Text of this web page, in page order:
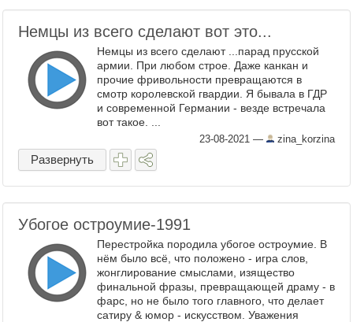
Немцы из всего сделают вот это...
Немцы из всего сделают ...парад прусской
армии. При любом строе. Даже канкан и
прочие фривольности превращаются в
смотр королевской гвардии. Я бывала в ГДР
и современной Германии - везде встречала
вот такое. ...
23-08-2021 — zina_korzina
Развернуть
Убогое остроумие-1991
Перестройка породила убогое остроумие. В
нём было всё, что положено - игра слов,
жонглирование смыслами, изящество
финальной фразы, превращающей драму - в
фарс, но не было того главного, что делает
сатиру & юмор - искусством. Уважения